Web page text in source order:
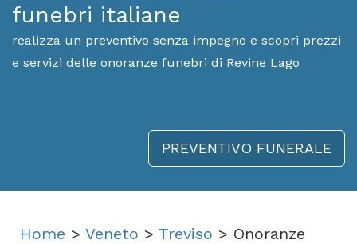
funebri italiane
realizza un preventivo senza impegno e scopri prezzi
e servizi delle onoranze funebri di Revine Lago
PREVENTIVO FUNERALE
Home > Veneto > Treviso > Onoranze